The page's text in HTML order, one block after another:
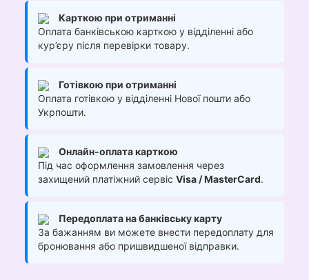
Карткою при отриманні
Оплата банківською карткою у відділенні або
кур’єру після перевірки товару.
Готівкою при отриманні
Оплата готівкою у відділенні Нової пошти або
Укрпошти.
Онлайн-оплата карткою
Під час оформлення замовлення через
захищений платіжний сервіс Visa / MasterCard.
Передоплата на банківську карту
За бажанням ви можете внести передоплату для
бронювання або пришвидшеної відправки.